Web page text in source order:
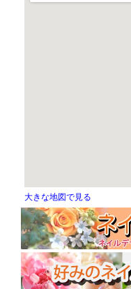
大きな地図で見る